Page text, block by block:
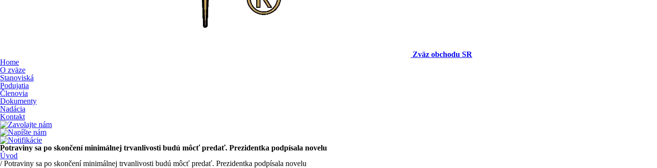
Zväz obchodu SR
Home
O zväze
Stanoviská
Podujatia
Členovia
Dokumenty
Nadácia
Kontakt
Potraviny sa po skončení minimálnej trvanlivosti budú môcť predať. Prezidentka podpísala novelu
Úvod
/ Potraviny sa po skončení minimálnej trvanlivosti budú môcť predať. Prezidentka podpísala novelu